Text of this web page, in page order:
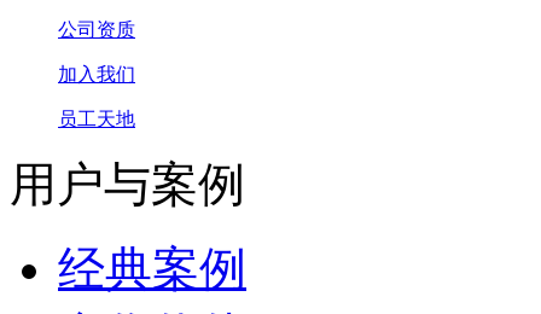
公司资质
加入我们
员工天地
用户与案例
经典案例